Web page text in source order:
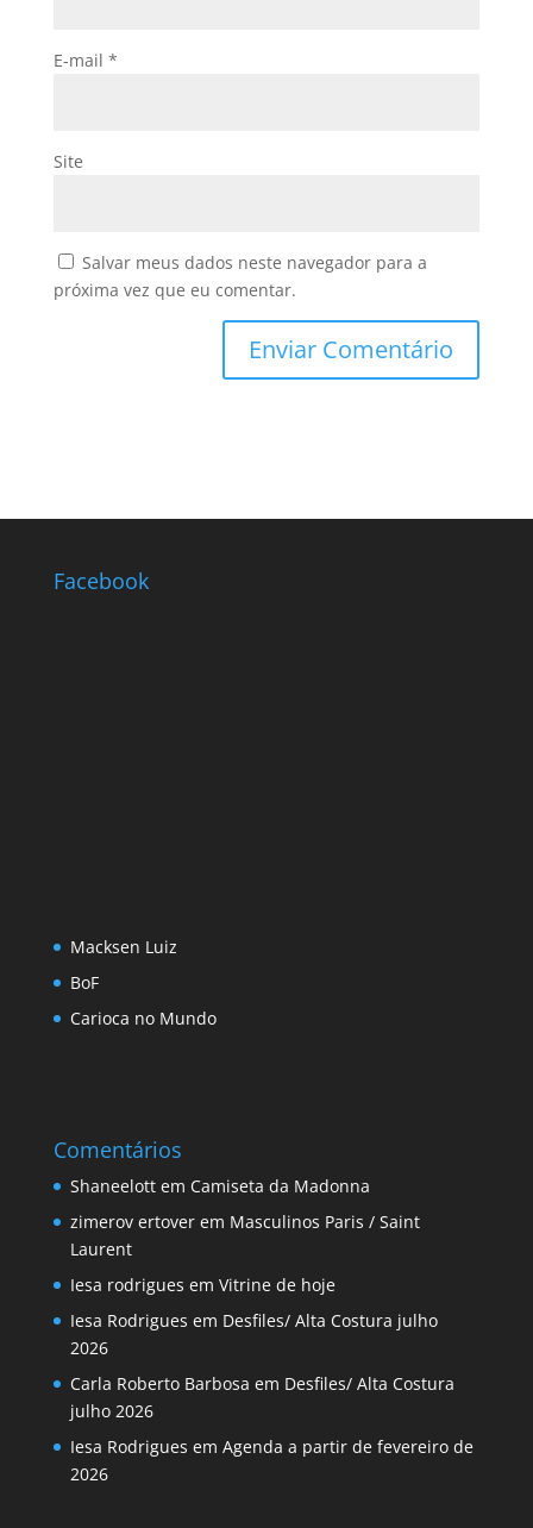
E-mail *
Site
Salvar meus dados neste navegador para a
próxima vez que eu comentar.
Facebook
Macksen Luiz
BoF
Carioca no Mundo
Comentários
Shaneelottem Camiseta da Madonna
zimerov ertoverem Masculinos Paris / Saint
Laurent
Iesa rodrigues em Vitrine de hoje
Iesa Rodrigues em Desfiles/ Alta Costura julho
2026
Carla Roberto Barbosa em Desfiles/ Alta Costura
julho 2026
Iesa Rodrigues em Agenda a partir de fevereiro de
2026